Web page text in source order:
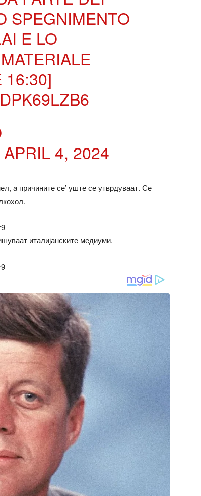
SPEGNIMENTO
E LO
16:30]
APRIL 4, 2024
a причините се’ уште се утврдуваат. Се
италијанските медиуми.